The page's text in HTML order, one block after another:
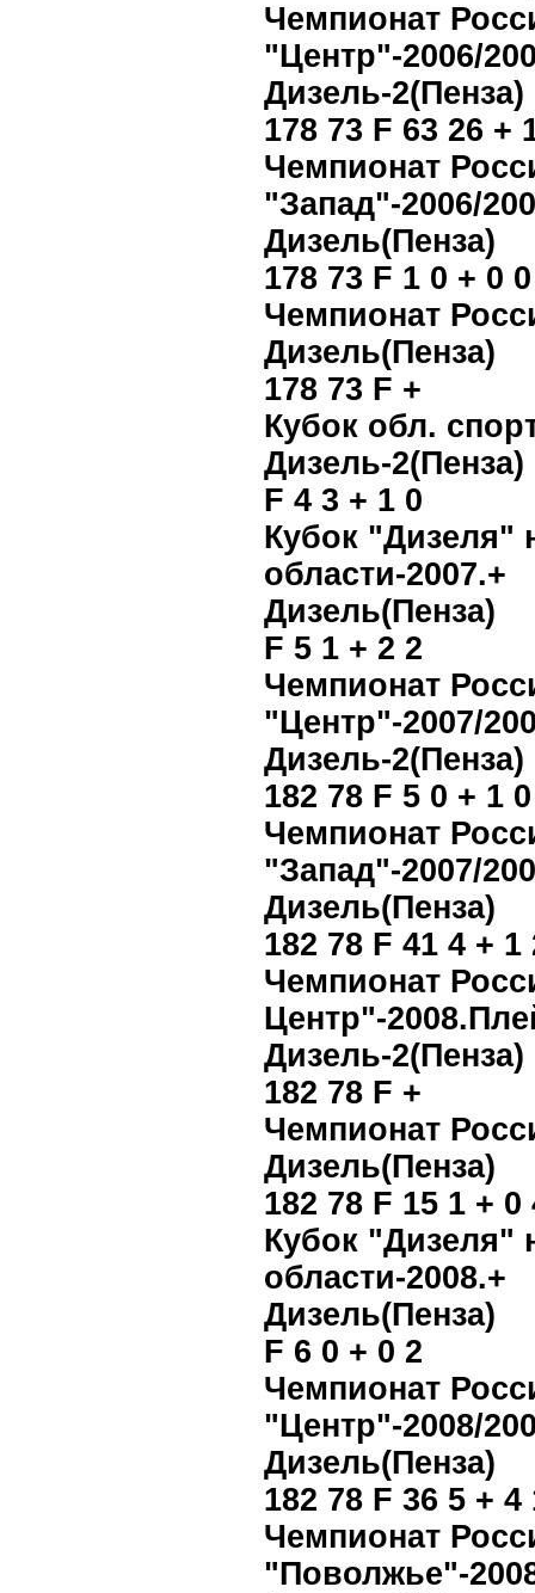
Чемпионат
"Центр"-2006/
Дизель-2(Пенза)
178 73 F 63 26 +
Чемпионат
"Запад"-2006/
Дизель(Пенза)
178 73 F 1 0 + 0
Чемпионат
Дизель(Пенза)
178 73 F +
Кубок обл.
Дизель-2(Пенза)
F 4 3 + 1 0
Кубок "Дизеля"
области-2007.+
Дизель(Пенза)
F 5 1 + 2 2
Чемпионат
"Центр"-2007/
Дизель-2(Пенза)
182 78 F 5 0 + 1 0
Чемпионат
"Запад"-2007/
Дизель(Пенза)
182 78 F 41 4 + 1
Чемпионат
Центр"-
Дизель-2(Пенза)
182 78 F +
Чемпионат
Дизель(Пенза)
182 78 F 15 1 + 0
Кубок "Дизеля"
области-2008.+
Дизель(Пенза)
F 6 0 + 0 2
Чемпионат
"Центр"-2008/
Дизель(Пенза)
182 78 F 36 5 + 4
Чемпионат
"Поволжье"-